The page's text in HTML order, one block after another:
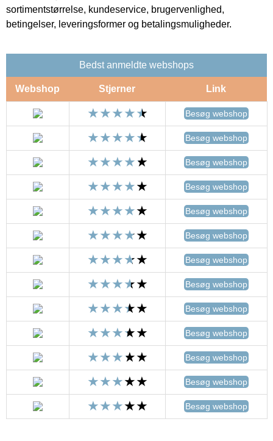
sortimentstørrelse, kundeservice, brugervenlighed,
betingelser, leveringsformer og betalingsmuligheder.
Bedst anmeldte webshops
Webshop Stjerner Link
Besøg webshop
Besøg webshop
Besøg webshop
Besøg webshop
Besøg webshop
Besøg webshop
Besøg webshop
Besøg webshop
Besøg webshop
Besøg webshop
Besøg webshop
Besøg webshop
Besøg webshop